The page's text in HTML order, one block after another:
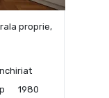
proprie,
1980